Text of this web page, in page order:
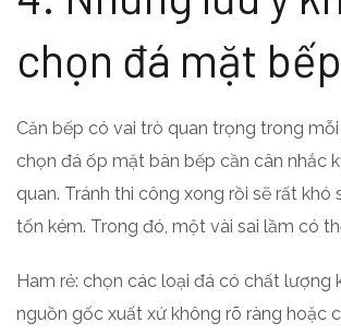
chọn đá mặt bếp
Căn bếp có vai trò quan trọng trong mỗi
chọn đá ốp mặt bàn bếp cần cân nhắc
quan. Tránh thi công xong rồi sẽ rất khó
tốn kém. Trong đó, một vài sai lầm có
Ham rẻ: chọn các loại đá có chất lượng
nguồn gốc xuất xứ không rõ ràng hoặc